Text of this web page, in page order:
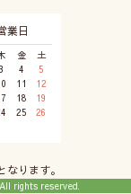
業日
金
土
3 4
5
11
12
18
19
25
26
ります。
rights reserved.